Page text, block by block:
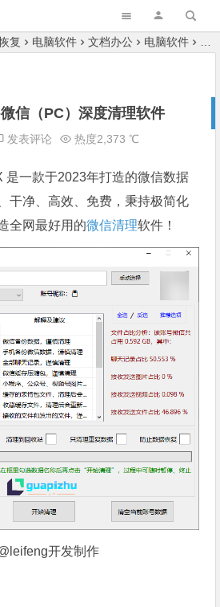
复 电脑软件 文档办公 电脑软件
信（PC）深度清理软件
发表评论 热度2,373 ℃
是一款于2023年打造的微信数据
干净、高效、免费，秉持极简化
全网最好用的微信清理软件！
开发制作